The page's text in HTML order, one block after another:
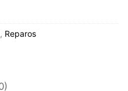
, Reparos